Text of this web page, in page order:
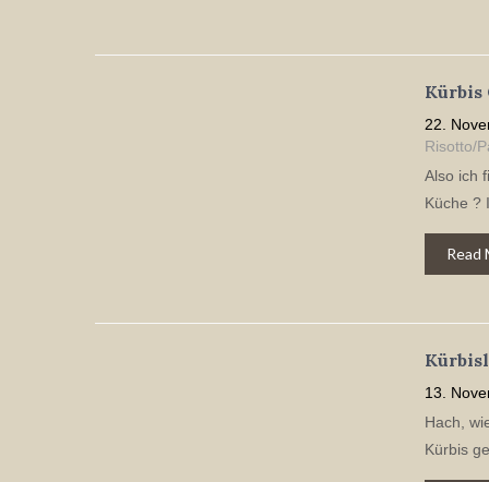
Kürbis
22.
Risotto/
Also ich
Küche ?
Read
13.
Hach,
Kürbis